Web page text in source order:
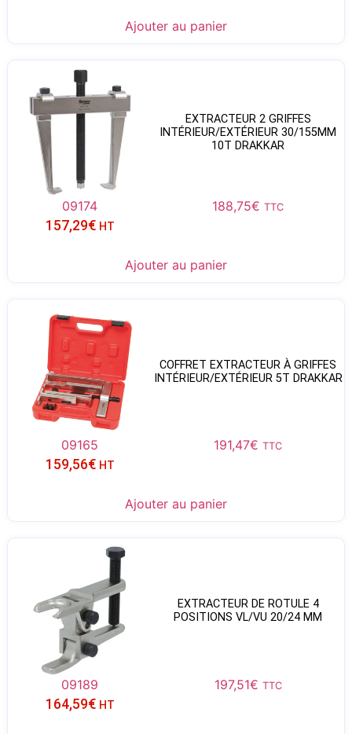
Ajouter au panier
EXTRACTEUR 2 GRIFFES
INTÉRIEUR/EXTÉRIEUR 30/155MM
10T DRAKKAR
09174 188,75€ TTC
157,29€ HT
Ajouter au panier
COFFRET EXTRACTEUR À GRIFFES
INTÉRIEUR/EXTÉRIEUR 5T DRAKKAR
09165 191,47€ TTC
159,56€ HT
Ajouter au panier
EXTRACTEUR DE ROTULE 4
POSITIONS VL/VU 20/24 MM
09189 197,51€ TTC
164,59€ HT